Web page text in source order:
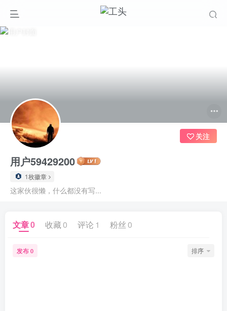
用户59429200
1枚徽章
这家伙很懒，什么都没有写...
关注
文章0 收藏 0 评论 1 粉丝 0
发布 0 排序